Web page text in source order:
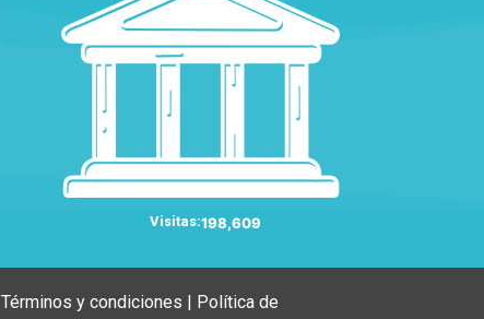
Visitas:198,609
Términos y condiciones | Política de